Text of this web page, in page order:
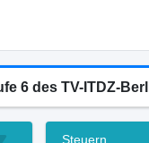
6 des TV-ITDZ-
Steuern